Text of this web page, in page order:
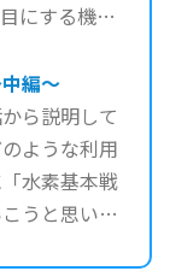
にする機会
編～
ら説明して
ような利用
水素基本戦
うと思いま